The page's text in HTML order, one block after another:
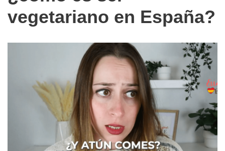
vegetariano en España?